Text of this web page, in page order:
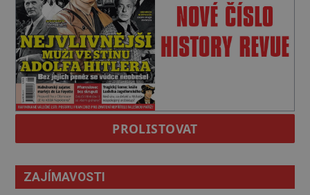
PROLISTOVAT
ZAJÍMAVOSTI